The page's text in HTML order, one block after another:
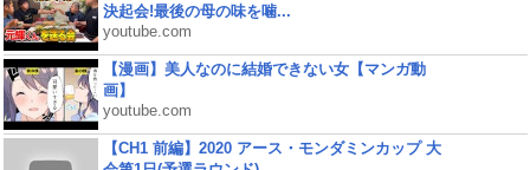
決起会!最後の母の味を噛...
youtube.com
【漫画】美人なのに結婚できない女【マンガ動
画】
youtube.com
【CH1 前編】2020 アース・モンダミンカップ 大